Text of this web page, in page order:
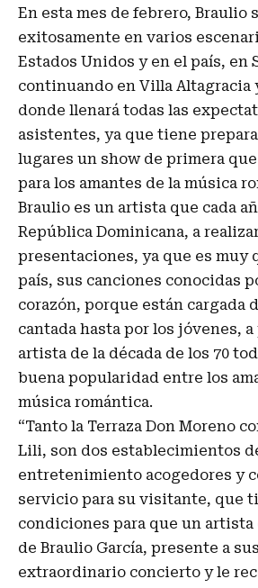
En esta mes de febrero, Braulio
exitosamente en varios
Estados Unidos y en el país, en
continuando en Villa Altagracia
donde llenará todas las
asistentes, ya que tiene
lugares un show de primera
para los amantes de la música
Braulio es un artista que cada
República Dominicana, a
presentaciones, ya que es muy
país, sus canciones conocidas
corazón, porque están cargada
cantada hasta por los jóvenes,
artista de la década de los 70
buena popularidad entre los
música romántica.
“Tanto la Terraza Don Moreno
Lili, son dos establecimientos
entretenimiento acogedores y
servicio para su visitante, que
condiciones para que un artista
de Braulio García, presente a
extraordinario concierto y le